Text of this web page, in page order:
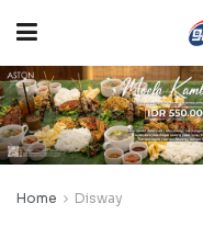
Home Disway